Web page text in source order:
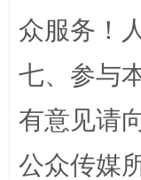
众服务！
七、参与
有意见请
公众传媒